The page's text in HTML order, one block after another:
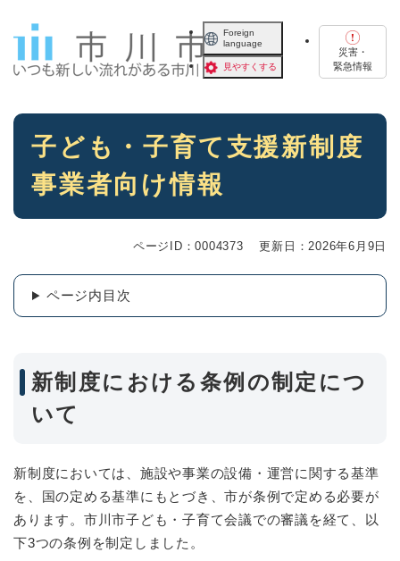
Foreign
language
見やすくする
災害・
緊急情報
本
子ども・子育て支援新制度
事業者向け情報
ページID：0004373 更新日：2026年6月9日
ページ内目次
新制度における条例の制定につ
いて
新制度においては、施設や事業の設備・運営に関する基準
を、国の定める基準にもとづき、市が条例で定める必要が
あります。市川市子ども・子育て会議での審議を経て、以
下3つの条例を制定しました。